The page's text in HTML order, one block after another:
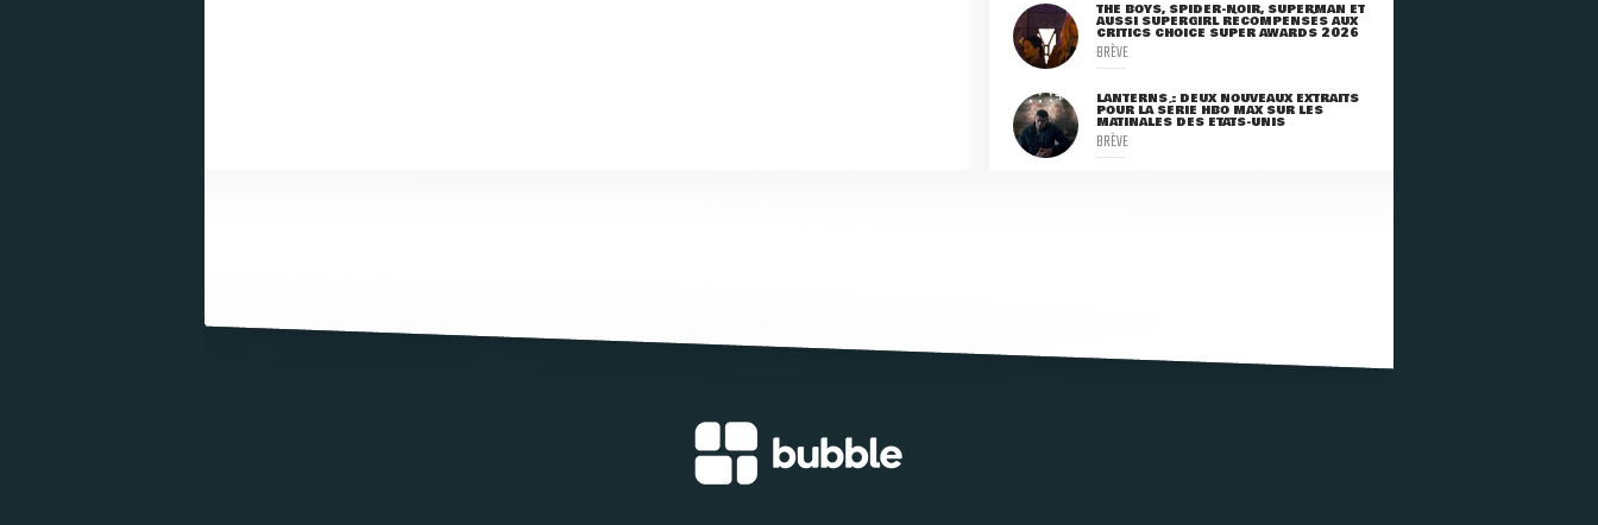
THE BOYS, SPIDER-NOIR, SUPERMAN ET
AUSSI SUPERGIRL RÉCOMPENSÉS AUX
CRITICS CHOICE SUPER AWARDS 2026
BRÈVE
LANTERNS : DEUX NOUVEAUX EXTRAITS
POUR LA SÉRIE HBO MAX SUR LES
MATINALES DES ETATS-UNIS
BRÈVE